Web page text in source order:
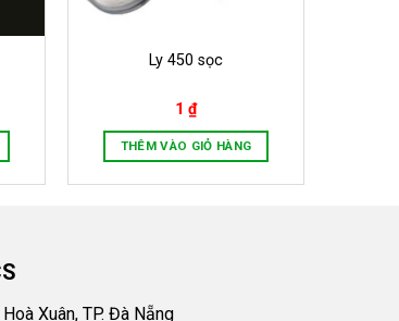
Ly 450 sọc
1 ₫
THÊM VÀO GIỎ HÀNG
Xuân, TP. Đà Nẵng